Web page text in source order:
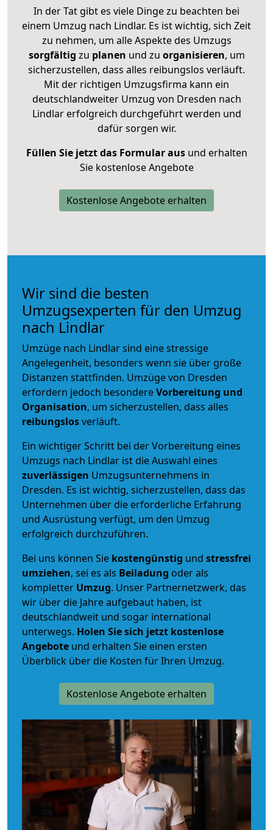
In der Tat gibt es viele Dinge zu beachten bei
einem Umzug nach Lindlar. Es ist wichtig, sich Zeit
zu nehmen, um alle Aspekte des Umzugs
sorgfältig zu planen und zu organisieren, um
sicherzustellen, dass alles reibungslos verläuft.
Mit der richtigen Umzugsfirma kann ein
deutschlandweiter Umzug von Dresden nach
Lindlar erfolgreich durchgeführt werden und
dafür sorgen wir.
Füllen Sie jetzt das Formular ausund erhalten
Sie kostenlose Angebote
Kostenlose Angebote erhalten
Wir sind die besten
Umzugsexperten für den Umzug
nach Lindlar
Umzüge nach Lindlar sind eine stressige
Angelegenheit, besonders wenn sie über große
Distanzen stattfinden. Umzüge von Dresden
erfordern jedoch besondereVorbereitung und
Organisation, um sicherzustellen, dass alles
reibungslosverläuft.
Ein wichtiger Schritt bei der Vorbereitung eines
Umzugs nach Lindlar ist die Auswahl eines
zuverlässigen Umzugsunternehmens in
Dresden. Es ist wichtig, sicherzustellen, dass das
Unternehmen über die erforderliche Erfahrung
und Ausrüstung verfügt, um den Umzug
erfolgreich durchzuführen.
Bei uns können Sie kostengünstig und stressfrei
umziehen, sei es als Beiladung oder als
kompletter Umzug. Unser Partnernetzwerk, das
wir über die Jahre aufgebaut haben, ist
deutschlandweit und sogar international
unterwegs. Holen Sie sich jetzt kostenlose
Angebote und erhalten Sie einen ersten
Überblick über die Kosten für Ihren Umzug.
Kostenlose Angebote erhalten